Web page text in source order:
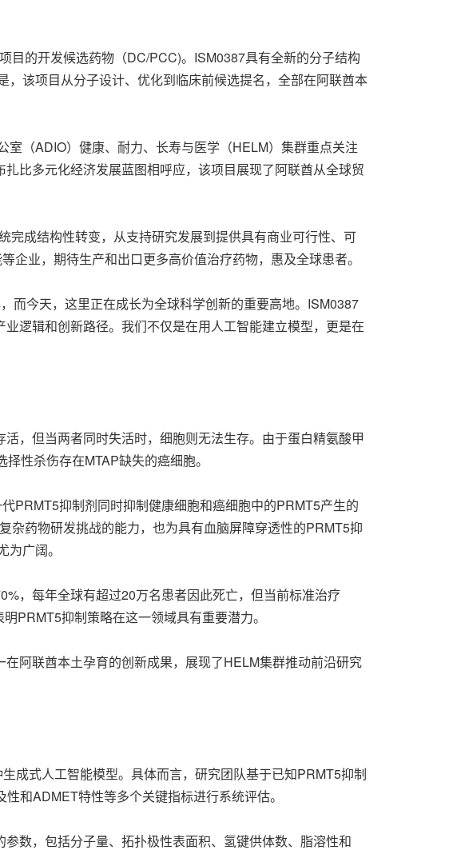
目的开发候选药物（DC/PCC)。ISM0387具有全新的分子结构
该项目从分子设计、优化到临床前候选提名，全部在阿联酋本
（ADIO）健康、耐力、长寿与医学（HELM）集群重点关注
比多元化经济发展蓝图相呼应，该项目展现了阿联酋从全球贸
完成结构性转变，从支持研究发展到提供具有商业可行性、可
业，期待生产和出口更多高价值治疗药物，惠及全球患者。
而今天，这里正在成长为全球科学创新的重要高地。ISM0387
逻辑和创新路径。我们不仅是在用人工智能建立模型，更是在
，但当两者同时失活时，细胞则无法生存。由于蛋白精氨酸甲
性杀伤存在MTAP缺失的癌细胞。
PRMT5抑制剂同时抑制健康细胞和癌细胞中的PRMT5产生的
杂药物研发挑战的能力，也为具有血脑屏障穿透性的PRMT5抑
广阔。
，每年全球有超过20万名患者因此死亡，但当前标准治疗
PRMT5抑制策略在这一领域具有重要潜力。
阿联酋本土孕育的创新成果，展现了HELM集群推动前沿研究
成式人工智能模型。具体而言，研究团队基于已知PRMT5抑制
和ADMET特性等多个关键指标进行系统评估。
数，包括分子量、拓扑极性表面积、氢键供体数、脂溶性和